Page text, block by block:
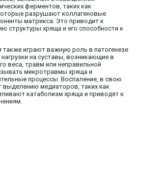
ферментов, таких как
разрушают коллагеновые
матрикса. Это приводит к
структуры хряща и его способности к
также играют важную роль в патогенезе
на суставы, возникающие в
веса, травм или неправильной
микротравмы хряща и
процессы. Воспаление, в свою
выделению медиаторов, таких как
катаболизм хряща и приводят к